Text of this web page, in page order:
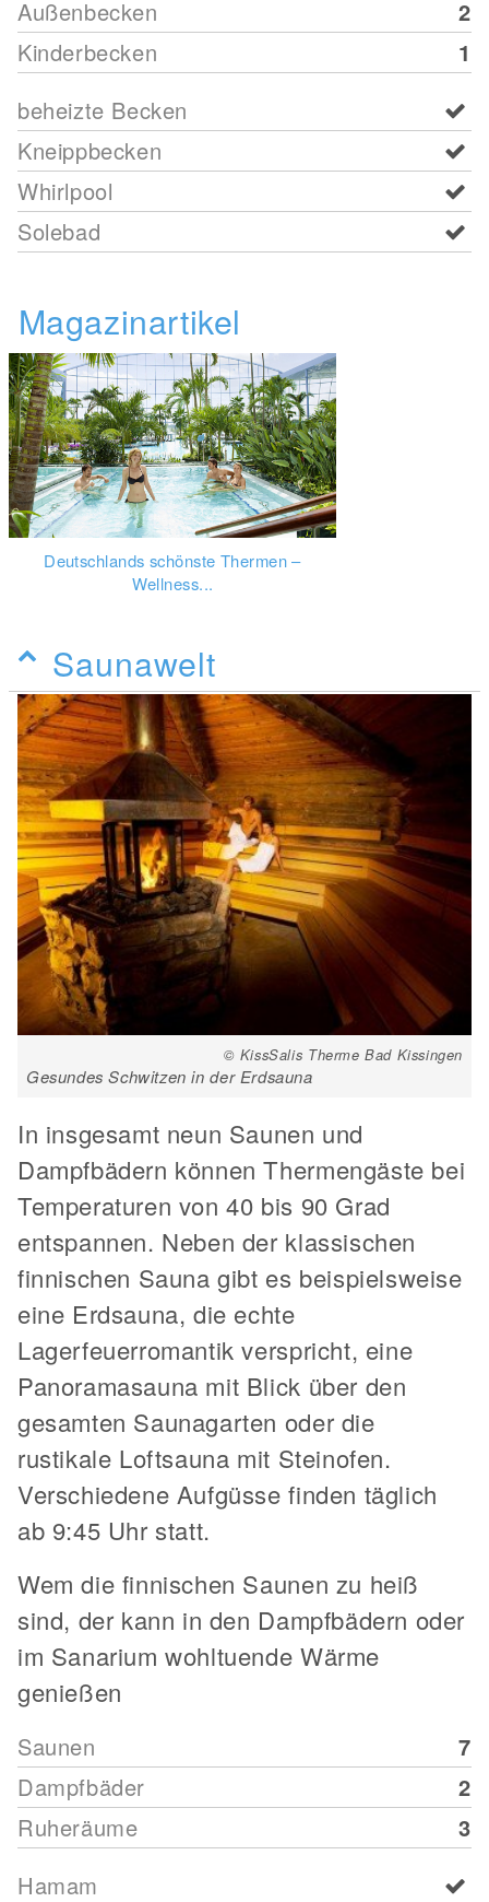
Außenbecken
2
Kinderbecken
1
beheizte Becken
Kneippbecken
Whirlpool
Solebad
Magazinartikel
Deutschlands schönste Thermen –
Wellness...
Saunawelt
© KissSalis Therme Bad Kissingen
Gesundes Schwitzen in der Erdsauna
In insgesamt neun Saunen und
Dampfbädern können Thermengäste bei
Temperaturen von 40 bis 90 Grad
entspannen. Neben der klassischen
finnischen Sauna gibt es beispielsweise
eine Erdsauna, die echte
Lagerfeuerromantik verspricht, eine
Panoramasauna mit Blick über den
gesamten Saunagarten oder die
rustikale Loftsauna mit Steinofen.
Verschiedene Aufgüsse finden täglich
ab 9:45 Uhr statt.
Wem die finnischen Saunen zu heiß
sind, der kann in den Dampfbädern oder
im Sanarium wohltuende Wärme
genießen
Saunen
7
Dampfbäder
2
Ruheräume
3
Hamam